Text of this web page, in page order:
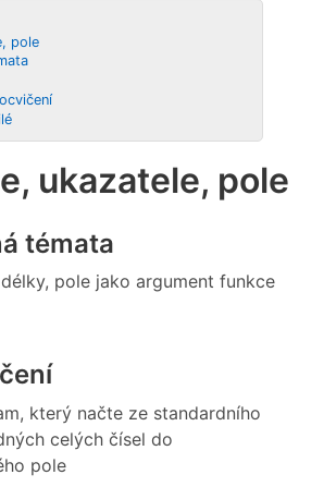
pole
ukazatele, pole
témata
pole jako argument funkce
který načte ze standardního
celých čísel do
pole